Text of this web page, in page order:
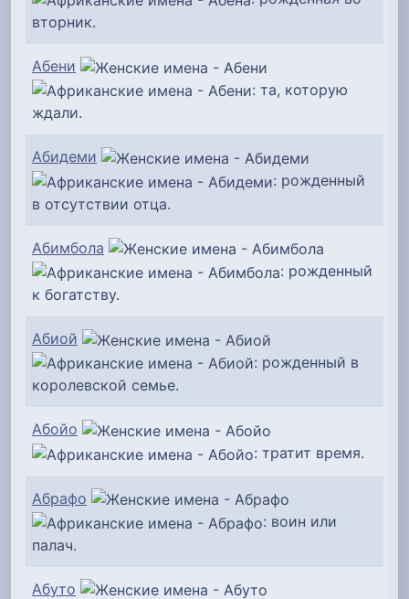
вторник.
Абени
: та, которую
ждали.
Абидеми
: рожденный
в отсутствии отца.
Абимбола
: рожденный
к богатству.
Абиой
: рожденный в
королевской семье.
Абойо
: тратит время.
Абрафо
: воин или
палач.
Абуто